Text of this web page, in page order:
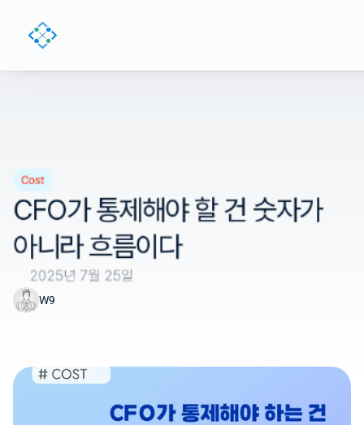
Cost
CFO가 통제해야 할 건 숫자가
아니라 흐름이다
2025년 7월 25일
W9